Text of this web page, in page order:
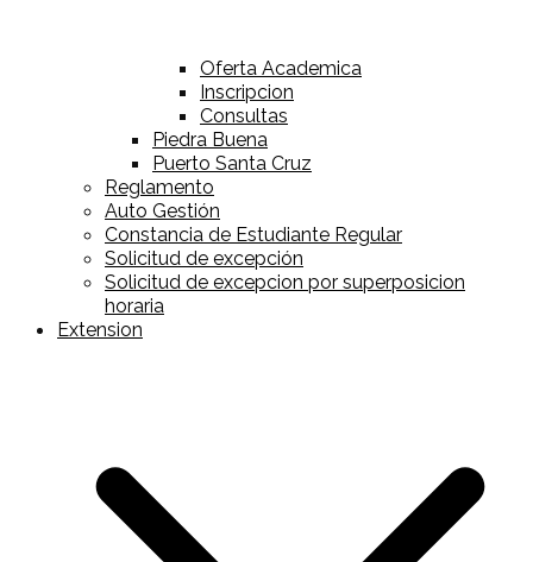
Oferta Academica
Inscripcion
Consultas
Piedra Buena
Puerto Santa Cruz
Reglamento
Auto Gestión
Constancia de Estudiante Regular
Solicitud de excepción
Solicitud de excepcion por superposicion
horaria
Extension